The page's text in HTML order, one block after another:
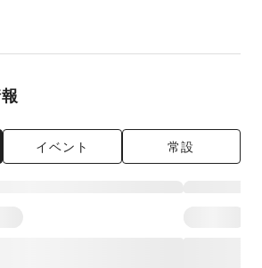
イベント 常設